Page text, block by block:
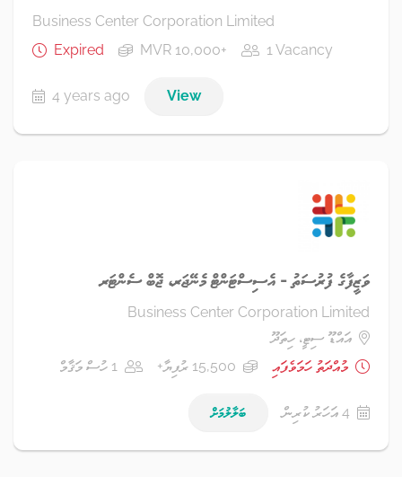
Business Center Corporation Limited
Expired
MVR 10,000+ 1 Vacancy
4 years ago View
ވަޒީފާގެ ފުރުސަތު - އެސިސްޓަންޓް މެނޭޖަރ، ޖޮބް ސެންޓަރ
Business Center Corporation Limited
އައްޑޫ ސިޓީ، ހިތަދޫ
މުއްދަތު ހަމަވެފައި
15,500 ރުފިޔާ+ 1 ހުސް މަޤާމް
4 އަހަރު ކުރިން ބަލާލުމަށް